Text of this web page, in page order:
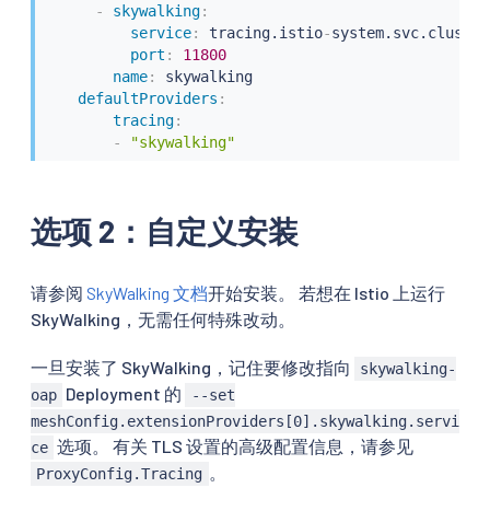
-
skywalking:
service: tracing.istio-
port :
11800
name:
skywalking
defaultProviders :
tracing:
-
"skywalking"
选项 2：自定义安装
请参阅 SkyWalking 文档开始安装。 若想在 Istio 上运行
SkyWalking，无需任何特殊改动。
一旦安装了 SkyWalking，记住要修改指向
skywalking-
oap Deployment 的
--set
meshConfig.extensionProviders[0].skywalking.servi
ce 选项。 有关 TLS 设置的高级配置信息，请参见
ProxyConfig.Tracing 。